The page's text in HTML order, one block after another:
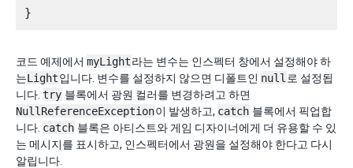
코드 예제에서 myLight라는 변수는 인스펙터 창에서 설정해야 하
는Light입니다. 변수를 설정하지 않으면 디폴트인 null 로 설정됩
니다. try 블록에서 광원 컬러를 변경하려고 하면
NullReferenceException이 발생하고, catch 블록에서 픽업합
니다. catch 블록은 아티스트와 게임 디자이너에게 더 유용할 수 있
는 메시지를 표시하고, 인스펙터에서 광원을 설정해야 한다고 다시
알립니다.